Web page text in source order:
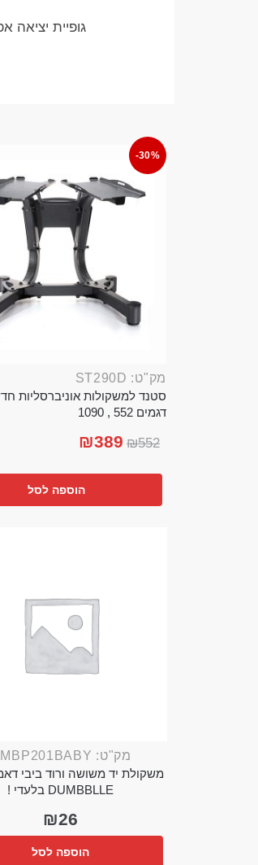
גופיית יציאה
-30%
מק"ט: ST290D
סטנד למשקולות אוניברסליות
דגמים 552 , 1090
₪552
₪389
הוספה לסל
מק"ט: DMBP201BABY
DUMBBLLE בלעדי !
₪26
הוספה לסל